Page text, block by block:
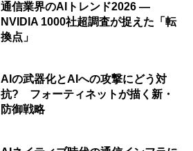
通信業界のAIトレンド2026 ―
NVIDIA 1000社超調査が捉えた「転
換点」
AIの武器化とAIへの攻撃にどう対
抗? フォーティネットが描く新・
防御戦略